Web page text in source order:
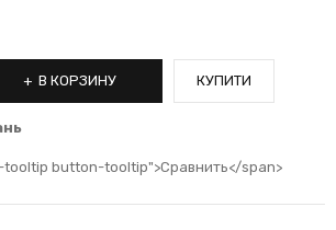
В КОРЗИНУ КУПИТИ
tooltip button-tooltip">Сравнить</span>